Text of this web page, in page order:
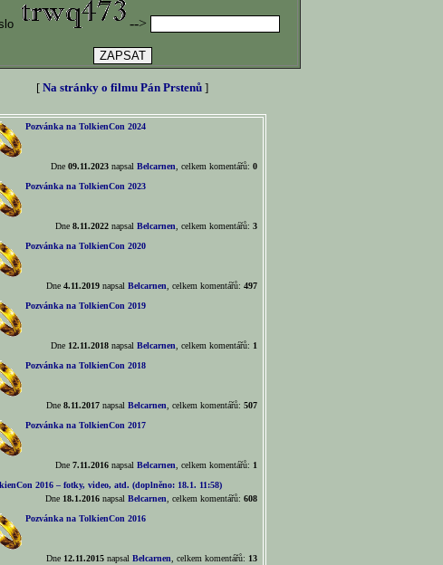
-->
[ Na stránky o filmu Pán Prstenů ]
Pozvánka na TolkienCon 2024
Dne 09.11.2023napsal Belcarnen , celkem komentářů: 0
Pozvánka na TolkienCon 2023
Dne 8.11.2022napsal Belcarnen , celkem komentářů: 3
Pozvánka na TolkienCon 2020
Dne 4.11.2019napsal Belcarnen , celkem komentářů: 497
Pozvánka na TolkienCon 2019
Dne 12.11.2018napsal Belcarnen , celkem komentářů: 1
Pozvánka na TolkienCon 2018
Dne 8.11.2017napsal Belcarnen , celkem komentářů: 507
Pozvánka na TolkienCon 2017
Dne 7.11.2016napsal Belcarnen , celkem komentářů: 1
2016 – fotky, video, atd. (doplněno: 18.1. 11:58)
Dne 18.1.2016napsal Belcarnen , celkem komentářů: 608
Pozvánka na TolkienCon 2016
Dne 12.11.2015napsal Belcarnen , celkem komentářů: 13